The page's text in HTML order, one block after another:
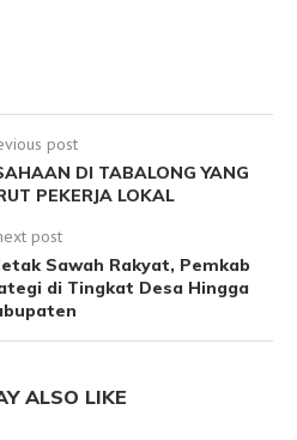
post
DI TABALONG YANG
PEKERJA LOKAL
post
Sawah Rakyat, Pemkab
di Tingkat Desa Hingga
ALSO LIKE